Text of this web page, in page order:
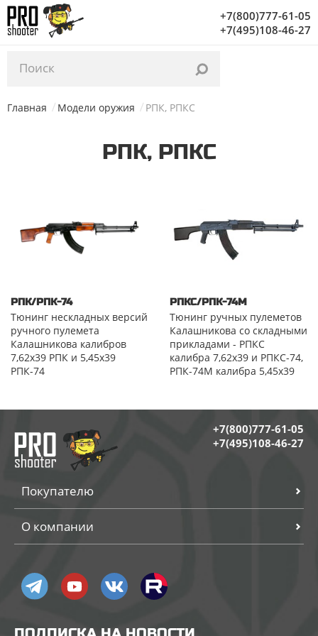
Уважаемые посетители, с 03.02 по 06.02 на нашем
складе проводится инвентаризация. Заказы начнут
отгружаться с 07.02. Благодарим за понимание!
+7(800)777-61-05
+7(495)108-46-27
Главная Модели оружия РПК, РПКС
РПК, РПКС
РПК/РПК-74
Тюнинг нескладных версий
ручного пулемета
Калашникова калибров
7,62х39 РПК и 5,45х39
РПК-74
РПКС/РПК-74М
Тюнинг ручных пулеметов
Калашникова со складными
прикладами - РПКС
калибра 7,62х39 и РПКС-74,
РПК-74М калибра 5,45х39
+7(800)777-61-05
+7(495)108-46-27
Покупателю
О компании